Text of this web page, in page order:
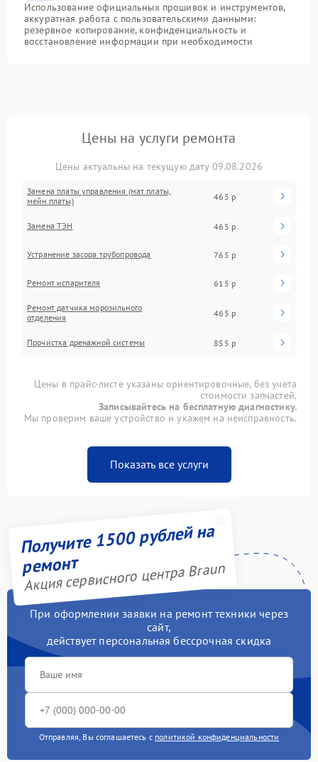
Использование официальных прошивок и инструментов,
аккуратная работа с пользовательскими данными:
резервное копирование, конфиденциальность и
восстановление информации при необходимости
Цены на услуги ремонта
Цены актуальны на текущую дату 09.08.2026
Замена платы управления (мат.платы,
мейн платы)
465 р
Замена ТЭН 465 р
Устранение засора трубопровода 765 р
Ремонт испарителя 615 р
Ремонт датчика морозильного
отделения
465 р
Прочистка дренажной системы 855 р
Цены в прайс-листе указаны ориентировочные, без учета
стоимости запчастей.
Записывайтесь на бесплатную диагностику.
Мы проверим ваше устройство и укажем на неисправность.
Показать все услуги
Получите 1500 рублей на
ремонт
Акция сервисного центра Braun
При оформлении заявки на ремонт техники через
сайт,
действует персональная бессрочная скидка
Отправляя, Вы соглашаетесь с политикой конфиденциальности